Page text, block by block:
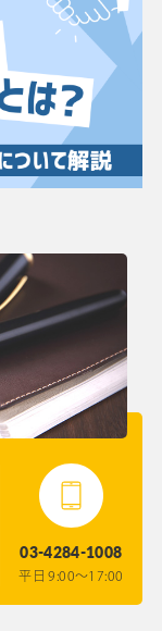
03-4284-1008
平日 9:00〜17:00